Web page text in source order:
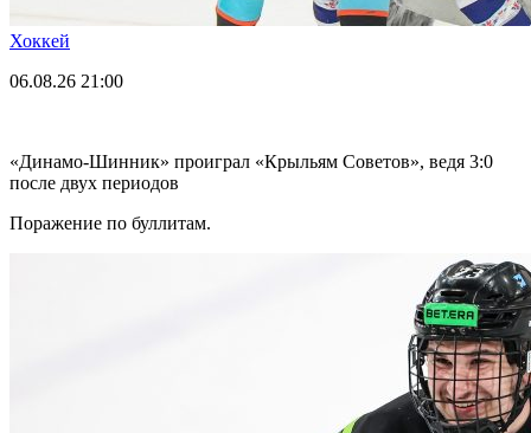
Хоккей
06.08.26 21:00
«Динамо-Шинник» проиграл «Крыльям Советов», ведя 3:0
после двух периодов
Поражение по буллитам.